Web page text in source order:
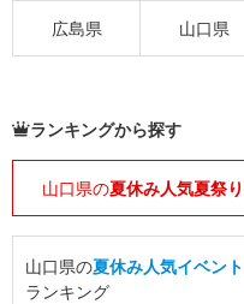
広島県 山口県
ランキングから探す
山口県の夏休み人気夏祭り
山口県の夏休み人気イベント
ランキング